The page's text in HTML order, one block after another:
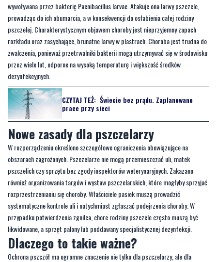
wywoływana przez bakterię Paenibacillus larvae. Atakuje ona larwy pszczele,
prowadząc do ich obumarcia, a w konsekwencji do osłabienia całej rodziny
pszczelej. Charakterystycznym objawem choroby jest nieprzyjemny zapach
rozkładu oraz zasychające, brunatne larwy w plastrach. Choroba jest trudna do
zwalczenia, ponieważ przetrwalniki bakterii mogą utrzymywać się w środowisku
przez wiele lat, odporne na wysoką temperaturę i większość środków
dezynfekcyjnych.
CZYTAJ TEŻ: Świecie bez prądu. Zaplanowano
prace przy sieci
Nowe zasady dla pszczelarzy
W rozporządzeniu określono szczegółowe ograniczenia obowiązujące na
obszarach zagrożonych. Pszczelarze nie mogą przemieszczać uli, matek
pszczelich czy sprzętu bez zgody inspektorów weterynaryjnych. Zakazano
również organizowania targów i wystaw pszczelarskich, które mogłyby sprzyjać
rozprzestrzenianiu się choroby. Właściciele pasiek muszą prowadzić
systematyczne kontrole uli i natychmiast zgłaszać podejrzenia choroby. W
przypadku potwierdzenia zgnilca, chore rodziny pszczele często muszą być
likwidowane, a sprzęt palony lub poddawany specjalistycznej dezynfekcji.
Dlaczego to takie ważne?
Ochrona pszczół ma ogromne znaczenie nie tylko dla pszczelarzy, ale dla